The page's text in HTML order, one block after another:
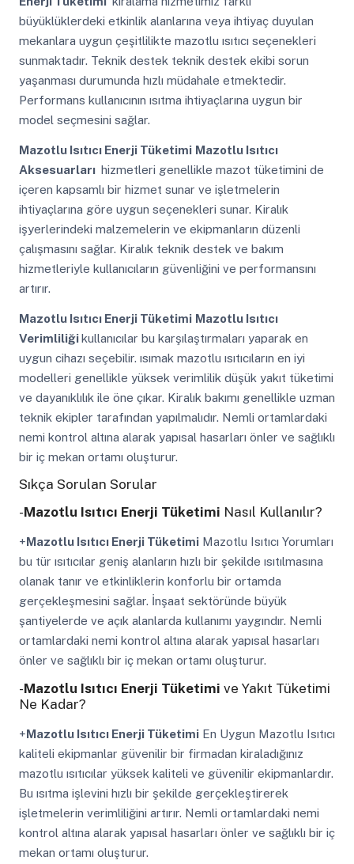
büyüklüklerdeki etkinlik alanlarına veya ihtiyaç duyulan
mekanlara uygun çeşitlilikte mazotlu ısıtıcı seçenekleri
sunmaktadır. Teknik destek teknik destek ekibi sorun
yaşanması durumunda hızlı müdahale etmektedir.
Performans kullanıcının ısıtma ihtiyaçlarına uygun bir
model seçmesini sağlar.
Mazotlu Isıtıcı Enerji Tüketimi Mazotlu Isıtıcı
Aksesuarları hizmetleri genellikle mazot tüketimini de
içeren kapsamlı bir hizmet sunar ve işletmelerin
ihtiyaçlarına göre uygun seçenekleri sunar. Kiralık
işyerlerindeki malzemelerin ve ekipmanların düzenli
çalışmasını sağlar. Kiralık teknik destek ve bakım
hizmetleriyle kullanıcıların güvenliğini ve performansını
artırır.
Mazotlu Isıtıcı Enerji Tüketimi Mazotlu Isıtıcı
Verimliliğikullanıcılar bu karşılaştırmaları yaparak en
uygun cihazı seçebilir. ısımak mazotlu ısıtıcıların en iyi
modelleri genellikle yüksek verimlilik düşük yakıt tüketimi
ve dayanıklılık ile öne çıkar. Kiralık bakımı genellikle uzman
teknik ekipler tarafından yapılmalıdır. Nemli ortamlardaki
nemi kontrol altına alarak yapısal hasarları önler ve sağlıklı
bir iç mekan ortamı oluşturur.
Sıkça Sorulan Sorular
-Mazotlu Isıtıcı Enerji Tüketimi Nasıl Kullanılır?
+Mazotlu Isıtıcı Enerji TüketimiMazotlu Isıtıcı Yorumları
bu tür ısıtıcılar geniş alanların hızlı bir şekilde ısıtılmasına
olanak tanır ve etkinliklerin konforlu bir ortamda
gerçekleşmesini sağlar. İnşaat sektöründe büyük
şantiyelerde ve açık alanlarda kullanımı yaygındır. Nemli
ortamlardaki nemi kontrol altına alarak yapısal hasarları
önler ve sağlıklı bir iç mekan ortamı oluşturur.
-Mazotlu Isıtıcı Enerji Tüketimi ve Yakıt Tüketimi
Ne Kadar?
+Mazotlu Isıtıcı Enerji TüketimiEn Uygun Mazotlu Isıtıcı
kaliteli ekipmanlar güvenilir bir firmadan kiraladığınız
mazotlu ısıtıcılar yüksek kaliteli ve güvenilir ekipmanlardır.
Bu ısıtma işlevini hızlı bir şekilde gerçekleştirerek
işletmelerin verimliliğini artırır. Nemli ortamlardaki nemi
kontrol altına alarak yapısal hasarları önler ve sağlıklı bir iç
mekan ortamı oluşturur.